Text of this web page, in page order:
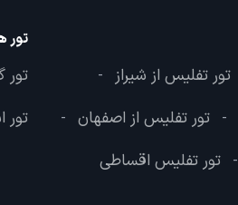
تور تفلیس از شیراز -
- تور تفلیس از اصفهان -
- تور تفلیس اقساطی
تور
تور
تور